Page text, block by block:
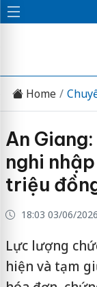
Home
An
nghi
triệu
18:03 03/06/2026
Lực lượng
hiện và tạm